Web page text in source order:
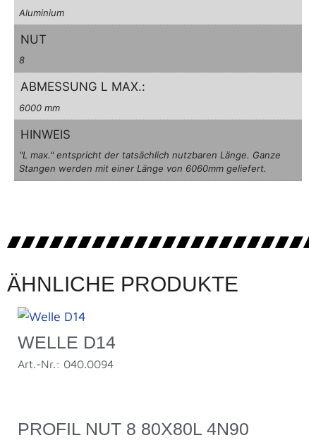
Aluminium
NUT
8
ABMESSUNG L MAX.:
6000 mm
HINWEIS
"L max." entspricht der tatsächlich nutzbaren Länge. Ganze
Stangen werden mit einer Länge von 6060mm geliefert.
ÄHNLICHE PRODUKTE
WELLE D14
Art.-Nr.: 040.0094
PROFIL NUT 8 80X80L 4N90